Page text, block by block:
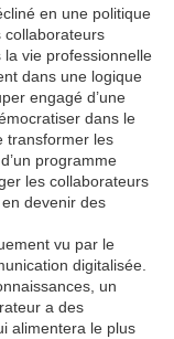
en une politique
collaborateurs
vie professionnelle
dans une logique
engagé d’une
dans le
transformer les
programme
les collaborateurs
devenir des
vu par le
digitalisée.
un
a des
alimentera le plus